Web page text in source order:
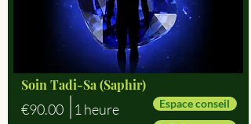
Soin Tadi-Sa (Saphir)
€90.00 1 heure Espace conseil